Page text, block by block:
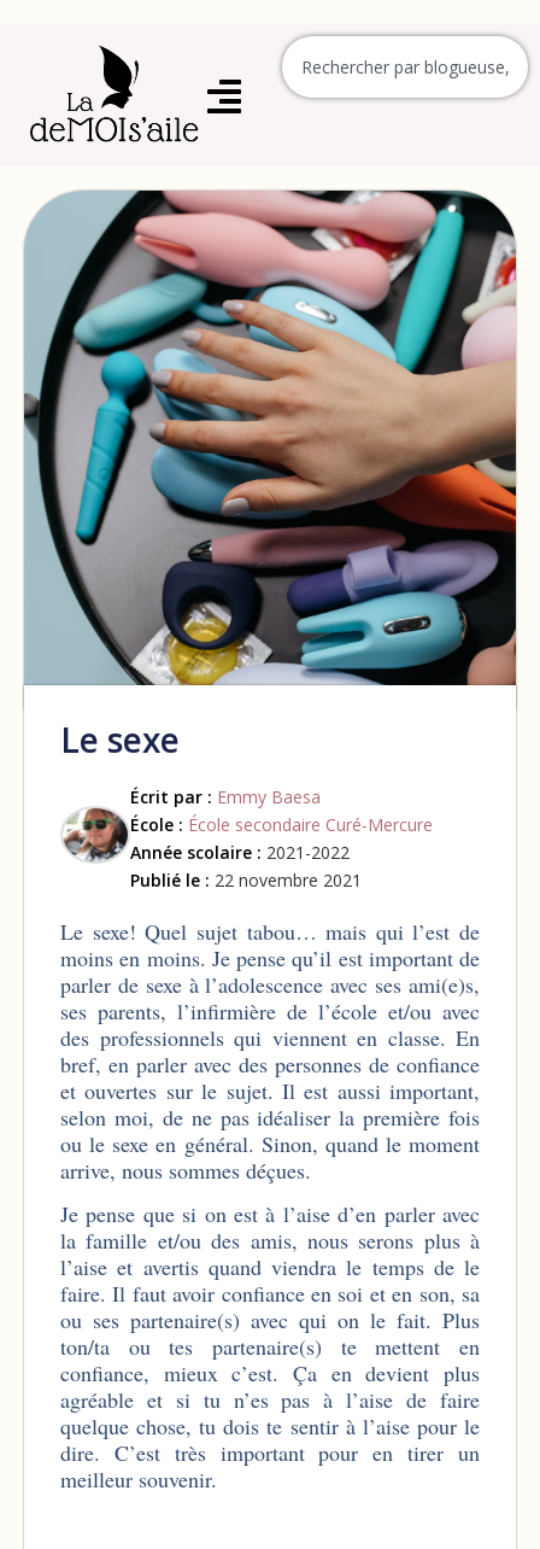
Le sexe
Écrit par : Emmy Baesa
École : École secondaire Curé-Mercure
Année scolaire : 2021-2022
Publié le : 22 novembre 2021
Le sexe! Quel sujet tabou… mais qui l’est de
moins en moins. Je pense qu’il est important de
parler de sexe à l’adolescence avec ses ami(e)s,
ses parents, l’infirmière de l’école et/ou avec
des professionnels qui viennent en classe. En
bref, en parler avec des personnes de confiance
et ouvertes sur le sujet. Il est aussi important,
selon moi, de ne pas idéaliser la première fois
ou le sexe en général. Sinon, quand le moment
arrive, nous sommes déçues.
Je pense que si on est à l’aise d’en parler avec
la famille et/ou des amis, nous serons plus à
l’aise et avertis quand viendra le temps de le
faire. Il faut avoir confiance en soi et en son, sa
ou ses partenaire(s) avec qui on le fait. Plus
ton/ta ou tes partenaire(s) te mettent en
confiance, mieux c’est. Ça en devient plus
agréable et si tu n’es pas à l’aise de faire
quelque chose, tu dois te sentir à l’aise pour le
dire. C’est très important pour en tirer un
meilleur souvenir.